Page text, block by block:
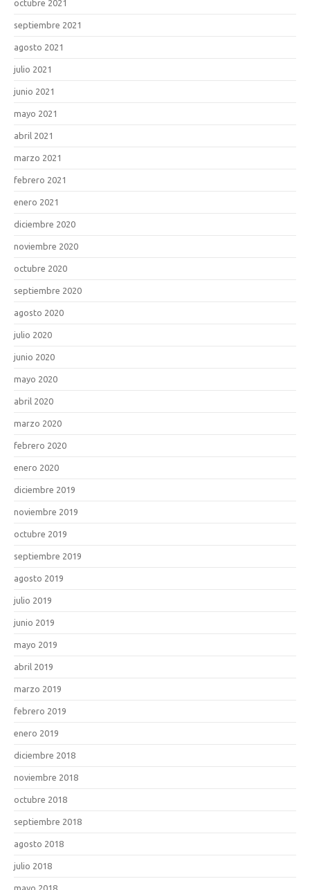
octubre 2021
septiembre 2021
agosto 2021
julio 2021
junio 2021
mayo 2021
abril 2021
marzo 2021
febrero 2021
enero 2021
diciembre 2020
noviembre 2020
octubre 2020
septiembre 2020
agosto 2020
julio 2020
junio 2020
mayo 2020
abril 2020
marzo 2020
febrero 2020
enero 2020
diciembre 2019
noviembre 2019
octubre 2019
septiembre 2019
agosto 2019
julio 2019
junio 2019
mayo 2019
abril 2019
marzo 2019
febrero 2019
enero 2019
diciembre 2018
noviembre 2018
octubre 2018
septiembre 2018
agosto 2018
julio 2018
mayo 2018